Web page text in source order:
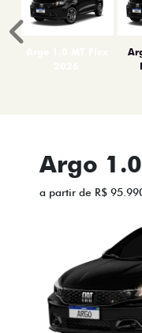
Anterior
Argo
a partir de R$